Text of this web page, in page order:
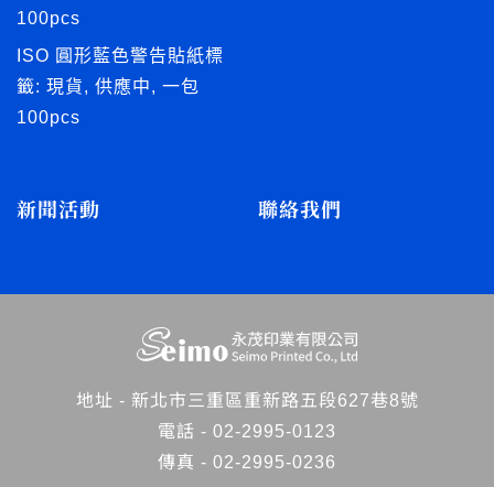
100pcs
ISO 圓形藍色警告貼紙標
籤: 現貨, 供應中, 一包
100pcs
新聞活動 聯絡我們
地址 - 新北市三重區重新路五段627巷8號
電話 - 02-2995-0123
傳真 - 02-2995-0236